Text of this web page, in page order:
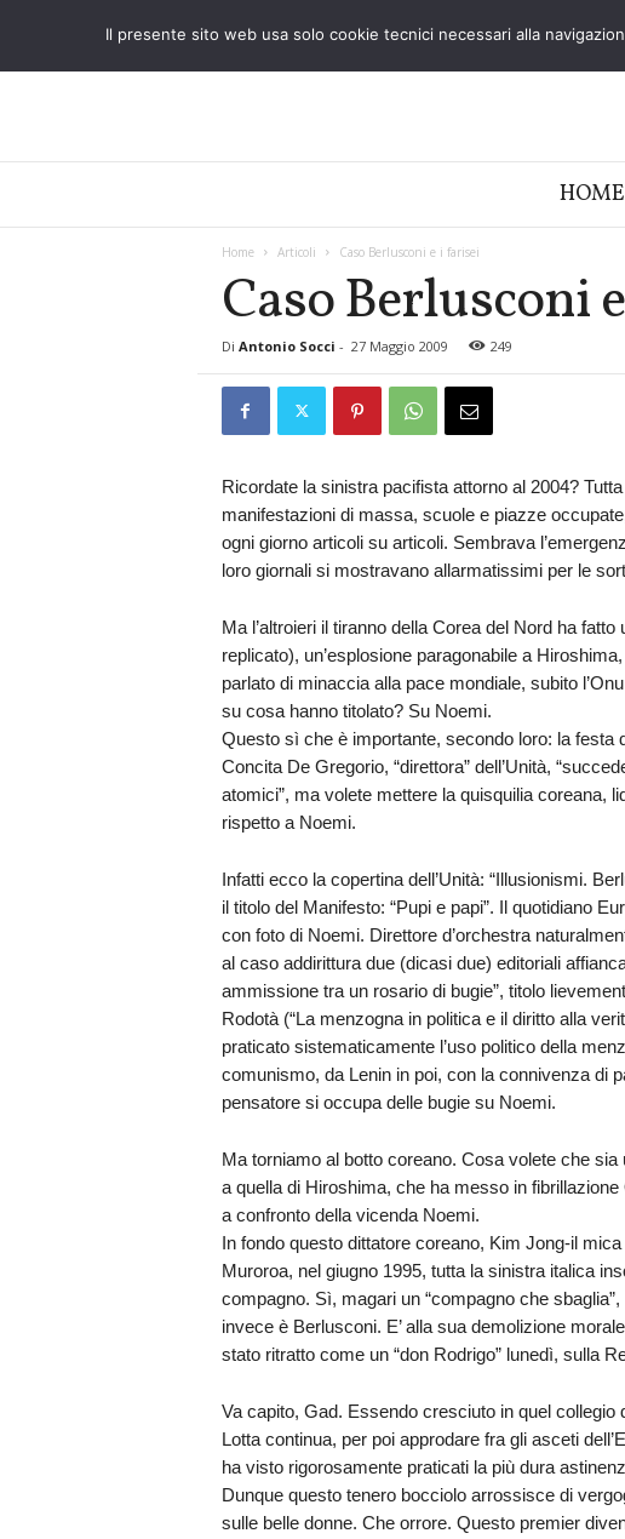
S
HOME
Home Articoli Caso Berlusconi e i farisei
Caso Berlusconi
Di Antonio Socci - 27 Maggio 2009 249
Ricordate la sinistra pacifista attorno al 2004?
manifestazioni di massa, scuole e piazze
ogni giorno articoli su articoli. Sembrava
loro giornali si mostravano allarmatissimi per le
Ma l’altroieri il tiranno della Corea del Nord ha
replicato), un’esplosione paragonabile a
parlato di minaccia alla pace mondiale, subito
su cosa hanno titolato? Su Noemi.
Questo sì che è importante, secondo loro: la festa
Concita De Gregorio, “direttora” dell’Unità,
atomici”, ma volete mettere la quisquilia coreana,
rispetto a Noemi.
Infatti ecco la copertina dell’Unità: “Illusionismi.
il titolo del Manifesto: “Pupi e papi”. Il quotidiano
con foto di Noemi. Direttore d’orchestra
al caso addirittura due (dicasi due) editoriali
ammissione tra un rosario di bugie”, titolo
Rodotà (“La menzogna in politica e il diritto alla
praticato sistematicamente l’uso politico della
comunismo, da Lenin in poi, con la connivenza di
pensatore si occupa delle bugie su Noemi.
Ma torniamo al botto coreano. Cosa volete che
a quella di Hiroshima, che ha messo in
a confronto della vicenda Noemi.
In fondo questo dittatore coreano, Kim Jong-il
Muroroa, nel giugno 1995, tutta la sinistra italica
compagno. Sì, magari un “compagno che
invece è Berlusconi. E’ alla sua demolizione
stato ritratto come un “don Rodrigo” lunedì, sulla
Va capito, Gad. Essendo cresciuto in quel collegio
Lotta continua, per poi approdare fra gli asceti
ha visto rigorosamente praticati la più dura
Dunque questo tenero bocciolo arrossisce di
sulle belle donne. Che orrore. Questo premier
Il presente sito web usa solo cookie tecnici necessari alla